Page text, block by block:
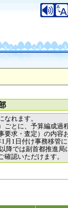
れます。
ごとに、予算編成過
要求・査定）の内容
1日付け事務移管
降では副首都推進局
認いただけます。